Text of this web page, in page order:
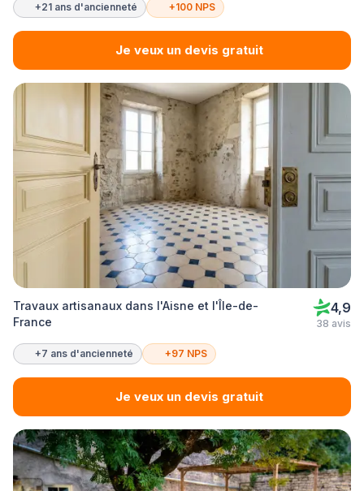
+21 ans d'ancienneté +100 NPS
Je veux un devis gratuit
Travaux artisanaux dans l'Aisne et l'Île-de-
France
4,9
38 avis
+7 ans d'ancienneté +97 NPS
Je veux un devis gratuit